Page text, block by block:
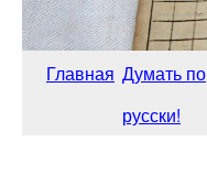
Главная Думать по
русски!